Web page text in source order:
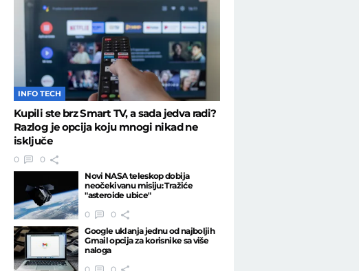
INFO TECH
Kupili ste brz Smart TV, a sada jedva radi?
Razlog je opcija koju mnogi nikad ne
isključe
0
0
Novi NASA teleskop dobija
neočekivanu misiju: Tražiće
"asteroide ubice"
0
0
Google uklanja jednu od najboljih
Gmail opcija za korisnike sa više
naloga